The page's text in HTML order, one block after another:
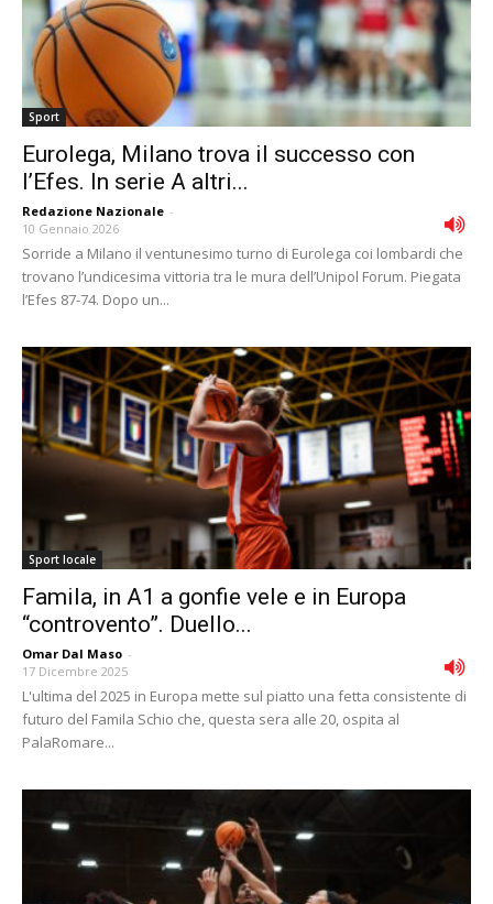
Sport
Eurolega, Milano trova il successo con
l’Efes. In serie A altri...
Redazione Nazionale -
10 Gennaio 2026
Sorride a Milano il ventunesimo turno di Eurolega coi lombardi che
trovano l’undicesima vittoria tra le mura dell’Unipol Forum. Piegata
l’Efes 87-74. Dopo un...
Sport locale
Famila, in A1 a gonfie vele e in Europa
“controvento”. Duello...
Omar Dal Maso -
17 Dicembre 2025
L'ultima del 2025 in Europa mette sul piatto una fetta consistente di
futuro del Famila Schio che, questa sera alle 20, ospita al
PalaRomare...